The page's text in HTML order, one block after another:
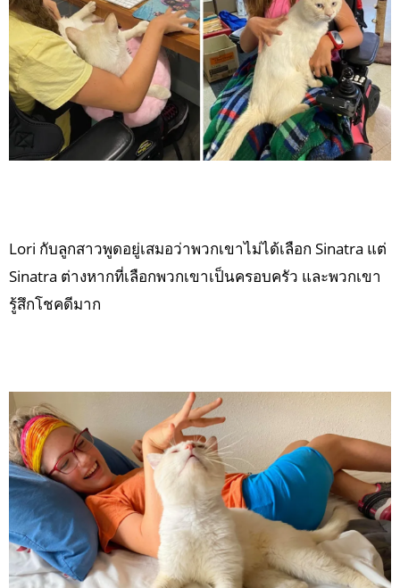
Lori กับลูกสาวพูดอยู่เสมอว่าพวกเขาไม่ได้เลือก Sinatra แต่
Sinatra ต่างหากที่เลือกพวกเขาเป็นครอบครัว และพวกเขา
รู้สึกโชคดีมาก